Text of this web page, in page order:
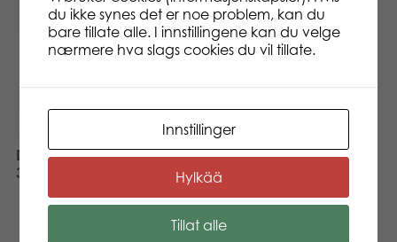
Diinglisar sutteklut kanin
35×35 cm
du ikke synes det er noe problem, kan du
bare tillate alle. I innstillingene kan du velge
nærmere hva slags cookies du vil tillate.
Innstillinger
Hylkää
Tillat alle